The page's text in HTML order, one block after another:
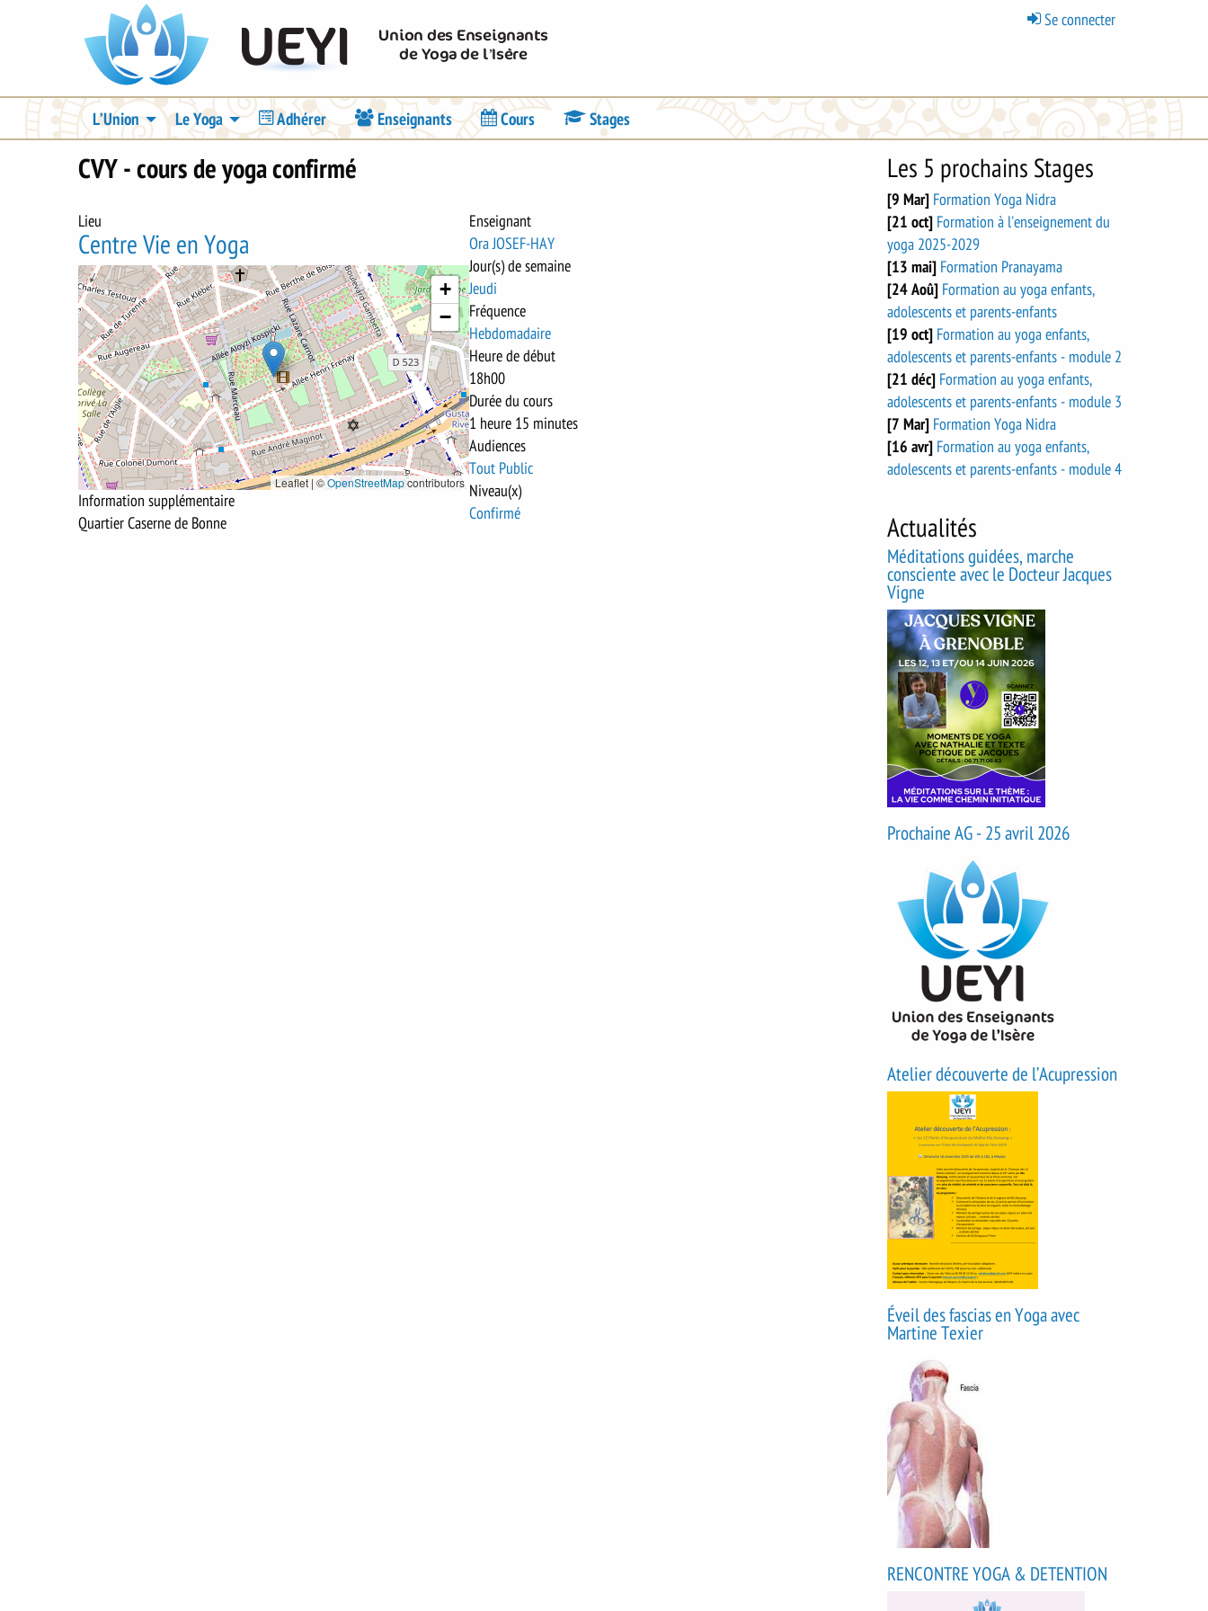
UEYI Union des Enseignants
de Yoga de l’Isère
Menu
l'utilisateur
Se connecter
Navigation
principale
L’Union Le Yoga Adhérer Enseignants Cours Stages
CVY - cours de yoga confirmé
Lieu
Centre Vie en Yoga
+
−
Leaflet | ©OpenStreetMapcontributors
Information supplémentaire
Quartier Caserne de Bonne
Enseignant
Ora JOSEF-HAY
Jour(s) de semaine
Jeudi
Fréquence
Hebdomadaire
Heure de début
18h00
Durée du cours
1 heure 15 minutes
Audiences
Tout Public
Niveau(x)
Confirmé
Les 5 prochains Stages
[9 Mar] Formation Yoga Nidra
[21 oct] Formation à l'enseignement du
yoga 2025-2029
[13 mai] Formation Pranayama
[24 Aoû] Formation au yoga enfants,
adolescents et parents-enfants
[19 oct] Formation au yoga enfants,
adolescents et parents-enfants - module 2
[21 déc] Formation au yoga enfants,
adolescents et parents-enfants - module 3
[7 Mar] Formation Yoga Nidra
[16 avr] Formation au yoga enfants,
adolescents et parents-enfants - module 4
Actualités
Méditations guidées, marche
consciente avec le Docteur Jacques
Vigne
Prochaine AG - 25 avril 2026
Atelier découverte de l’Acupression
Éveil des fascias en Yoga avec
Martine Texier
RENCONTRE YOGA & DETENTION